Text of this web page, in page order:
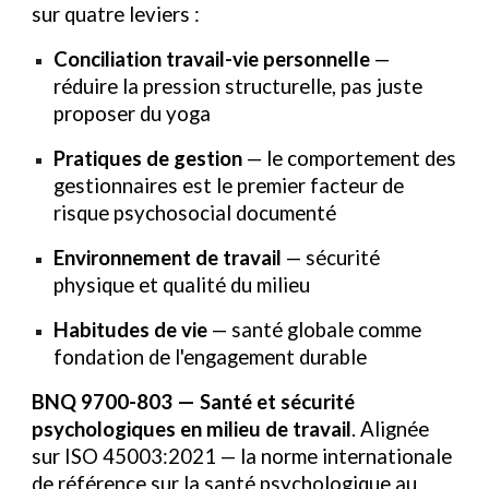
sur quatre leviers :
Conciliation travail-vie personnelle —
réduire la pression structurelle, pas juste
proposer du yoga
Pratiques de gestion — le comportement des
gestionnaires est le premier facteur de
risque psychosocial documenté
Environnement de travail — sécurité
physique et qualité du milieu
Habitudes de vie — santé globale comme
fondation de l'engagement durable
BNQ 9700-803 — Santé et sécurité
psychologiques en milieu de travail. Alignée
sur ISO 45003:2021 — la norme internationale
de référence sur la santé psychologique au